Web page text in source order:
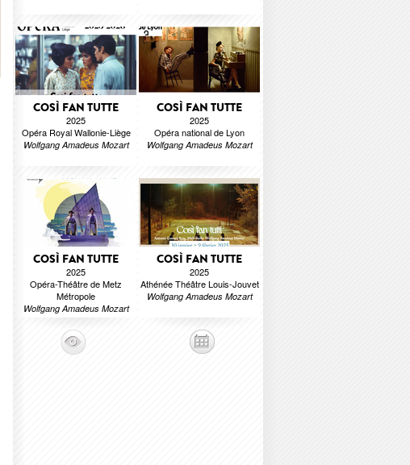
COSÌ FAN TUTTE
2025
Opéra Royal Wallonie-Liège
Wolfgang Amadeus Mozart
COSÌ FAN TUTTE
2025
Opéra national de Lyon
Wolfgang Amadeus Mozart
COSÌ FAN TUTTE
2025
Opéra-Théâtre de Metz
Métropole
Wolfgang Amadeus Mozart
COSÌ FAN TUTTE
2025
Athénée Théâtre Louis-Jouvet
Wolfgang Amadeus Mozart